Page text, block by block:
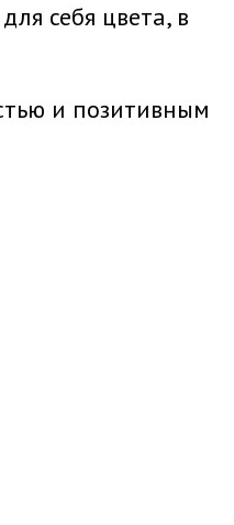
себя цвета, в
и позитивным